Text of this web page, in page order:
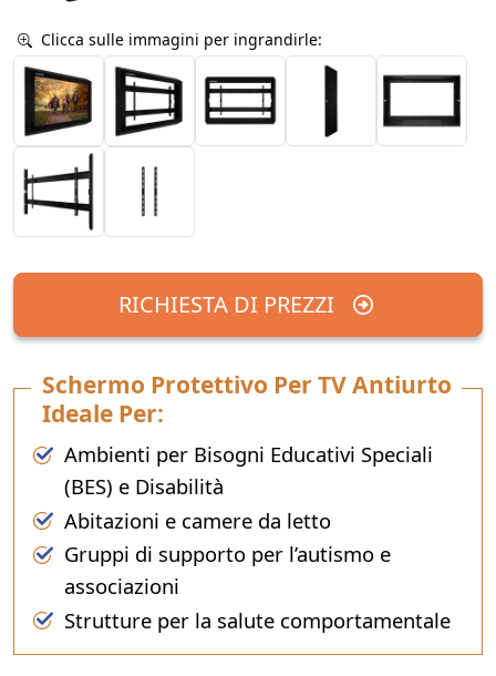
Clicca sulle immagini per ingrandirle:
RICHIESTA DI PREZZI
Schermo Protettivo Per TV Antiurto
Ideale Per:
Ambienti per Bisogni Educativi Speciali
(BES) e Disabilità
Abitazioni e camere da letto
Gruppi di supporto per l’autismo e
associazioni
Strutture per la salute comportamentale